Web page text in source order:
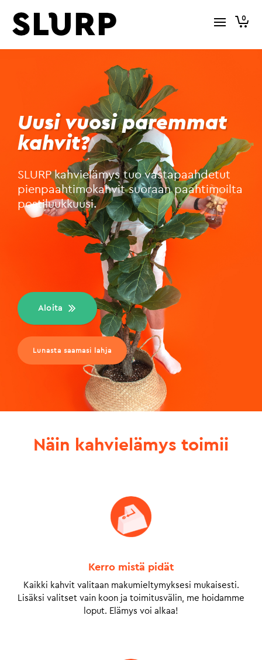
0
Uusi vuosi paremmat
kahvit?
SLURP kahvielämys tuo vastapaahdetut
pienpaahtimokahvit suoraan paahtimoilta
postiluukkuusi.
Aloita
Lunasta saamasi lahja
Näin kahvielämys toimii
Kerro mistä pidät
Kaikki kahvit valitaan makumieltymyksesi mukaisesti.
Lisäksi valitset vain koon ja toimitusvälin, me hoidamme
loput. Elämys voi alkaa!